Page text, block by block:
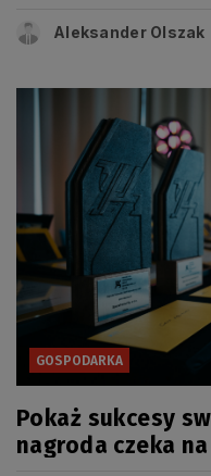
Aleksander Olszak
GOSPODARKA
Pokaż sukcesy
nagroda czeka